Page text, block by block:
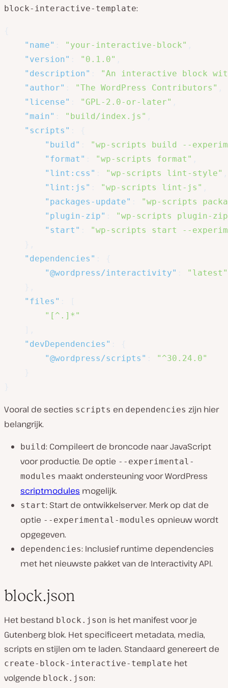
block-interactive-template:
"name"
"your-interactive-block"
"version"
"0.1.0"
"description"
"An interactive block
"author"
"The WordPress Contributors"
"license"
"GPL-2.0-or-later"
"main"
"build/index.js"
"scripts"
"build"
"wp-scripts build --
"format"
"wp-scripts format"
"lint:css"
"wp-scripts lint-style"
"lint:js"
"wp-scripts lint-js"
"packages-update"
"wp-scripts
"plugin-zip"
"wp-scripts plugin-
"start"
"wp-scripts start --
"dependencies"
"@wordpress/interactivity"
"latest"
"files"
"[^.]*"
"devDependencies"
"@wordpress/scripts"
"^30.24.0"
Vooral de secties scripts en dependencies zijn hier
belangrijk.
build: Compileert de broncode naar JavaScript
voor productie. De optie --experimental-
modules maakt ondersteuning voor WordPress
scriptmodules mogelijk.
start: Start de ontwikkelserver. Merk op dat de
optie --experimental-modules opnieuw wordt
opgegeven.
dependencies: Inclusief runtime dependencies
met het nieuwste pakket van de Interactivity API.
block.json
Het bestand block.json is het manifest voor je
Gutenberg blok. Het specificeert metadata, media,
scripts en stijlen om te laden. Standaard genereert de
create-block-interactive-template het
volgende block.json: